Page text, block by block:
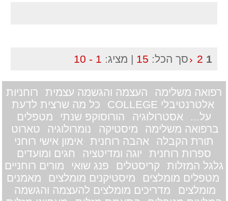
1
2 סך הכל: 15 | מציג: 1 - 10
רפואה משלימה העצמה והגשמה עצמית
רוחניות
אלטרנטיבלי COLLEGE
כל מה שרצית לדעת
על...
אסטרולוגיה הורוסוקפ שנתי
מטפלים
ברפואה משלימה
מיסטיקה נומרולוגיה
טארוט
תורת הקבלה
אהבה רוחנית
אימון אישי רוחני
ספרות רוחנית
יוגה ומדיטציה
חגים ומועדים
גלגל המזלות
קריסטלים פנג שואי
מורים רוחניים
מטפלים מומלצים
מיסטיקנים מומלצים
מאמנים
מומלצים
מדריכים מומלצים להעצמה והגשמה